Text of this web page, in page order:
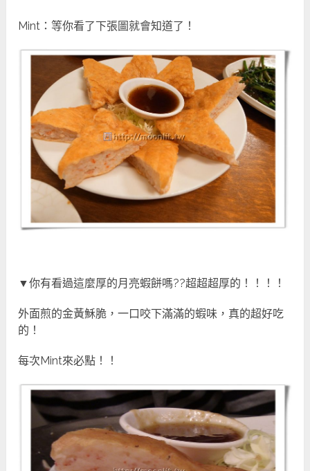
Mint：等你看了下張圖就會知道了！
▼你有看過這麼厚的月亮蝦餅嗎??超超超厚的！！！！
外面煎的金黃穌脆，一口咬下滿滿的蝦味，真的超好吃
的！
每次Mint來必點！！